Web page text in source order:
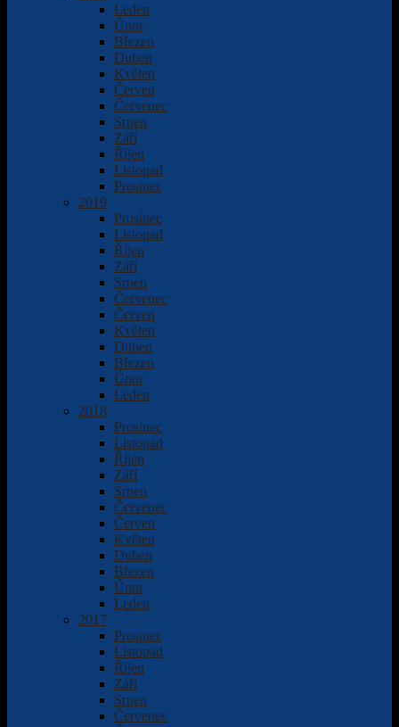
Leden
Únor
Březen
Duben
Květen
Červen
Červenec
Srpen
Září
Říjen
Listopad
Prosinec
2019
Prosinec
Listopad
Říjen
Září
Srpen
Červenec
Červen
Květen
Duben
Březen
Únor
Leden
2018
Prosinec
Listopad
Říjen
Září
Srpen
Červenec
Červen
Květen
Duben
Březen
Únor
Leden
2017
Prosinec
Listopad
Říjen
Září
Srpen
Červenec